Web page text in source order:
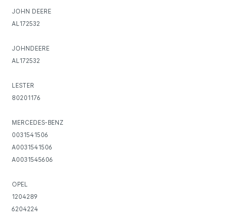
JOHN DEERE
AL172532
JOHNDEERE
AL172532
LESTER
80201176
MERCEDES-BENZ
0031541506
A0031541506
A0031545606
OPEL
1204289
6204224